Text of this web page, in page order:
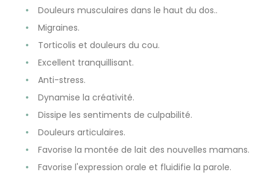
Douleurs musculaires dans le haut du dos..
Migraines.
Torticolis et douleurs du cou.
Excellent tranquillisant.
Anti-stress.
Dynamise la créativité.
Dissipe les sentiments de culpabilité.
Douleurs articulaires.
Favorise la montée de lait des nouvelles mamans.
Favorise l'expression orale et fluidifie la parole.